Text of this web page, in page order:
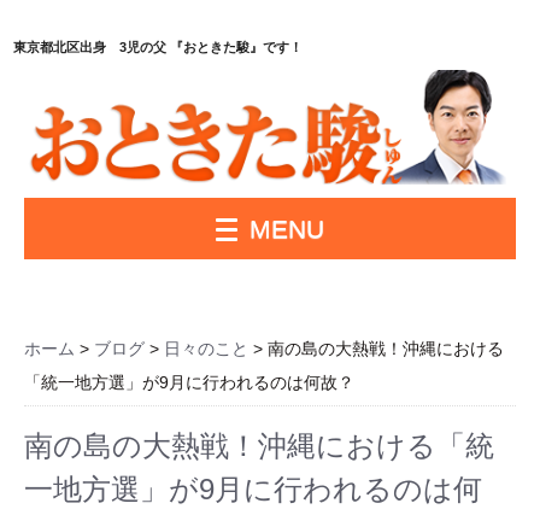
東京都北区出身 3児の父 『おときた駿』です！
MENU
ホーム > ブログ > 日々のこと > 南の島の大熱戦！沖縄における
「統一地方選」が9月に行われるのは何故？
南の島の大熱戦！沖縄における「統
一地方選」が9月に行われるのは何